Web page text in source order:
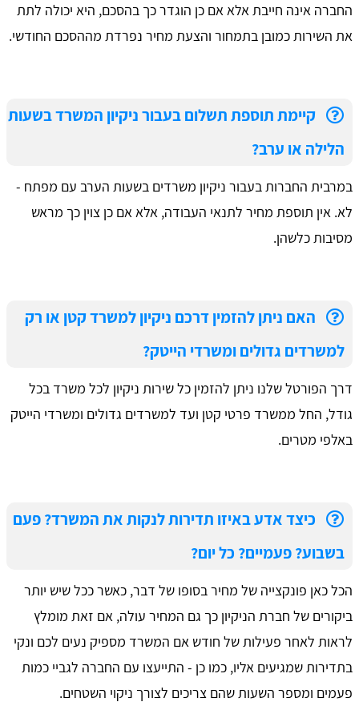
החברה אינה חייבת אלא אם כן הוגדר כך בהסכם, היא יכולה לתת
את השירות כמובן בתמחור והצעת מחיר נפרדת מההסכם החודשי.
קיימת תוספת תשלום בעבור ניקיון המשרד בשעות
הלילה או ערב?
במרבית החברות בעבור ניקיון משרדים בשעות הערב עם מפתח -
לא. אין תוספת מחיר לתנאי העבודה, אלא אם כן צוין כך מראש
מסיבות כלשהן.
האם ניתן להזמין דרכם ניקיון למשרד קטן או רק
למשרדים גדולים ומשרדי הייטק?
דרך הפורטל שלנו ניתן להזמין כל שירות ניקיון לכל משרד בכל
גודל, החל ממשרד פרטי קטן ועד למשרדים גדולים ומשרדי הייטק
באלפי מטרים.
כיצד אדע באיזו תדירות לנקות את המשרד? פעם
בשבוע? פעמיים? כל יום?
הכל כאן פונקצייה של מחיר בסופו של דבר, כאשר ככל שיש יותר
ביקורים של חברת הניקיון כך גם המחיר עולה, אם זאת מומלץ
לראות לאחר פעילות של חודש אם המשרד מספיק נעים לכם ונקי
בתדירות שמגיעים אליו, כמו כן - התייעצו עם החברה לגביי כמות
פעמים ומספר השעות שהם צריכים לצורך ניקוי השטחים.